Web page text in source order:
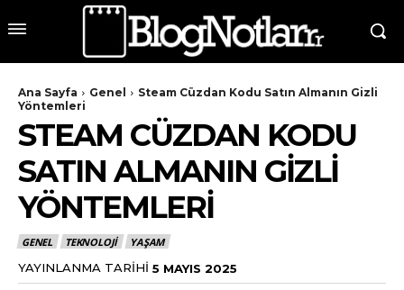
Ana Sayfa Genel
Steam Cüzdan Kodu Satın Almanın Gizli
Yöntemleri
STEAM CÜZDAN KODU
SATIN ALMANIN GIZLI
YÖNTEMLERI
GENEL TEKNOLOJI YAŞAM
YAYINLANMA TARIHI 5 MAYIS 2025